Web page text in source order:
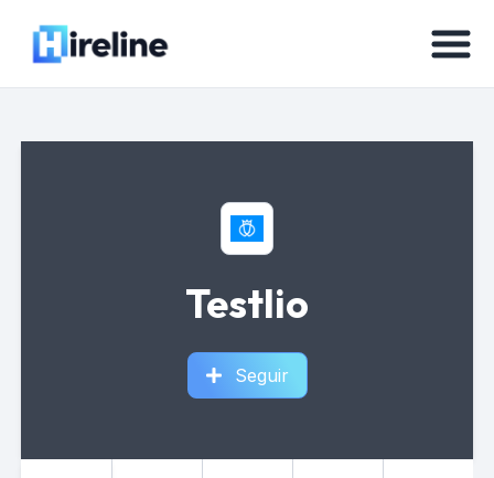
Testlio
Seguir